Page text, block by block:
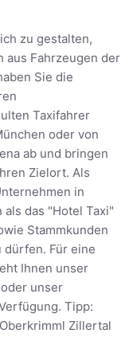
zu gestalten,
aus Fahrzeugen der
Sie die
Taxifahrer
oder von
ab und bringen
Zielort. Als
in
das "Hotel Taxi"
Stammkunden
dürfen. Für eine
Ihnen unser
oder unser
Tipp:
Zillertal